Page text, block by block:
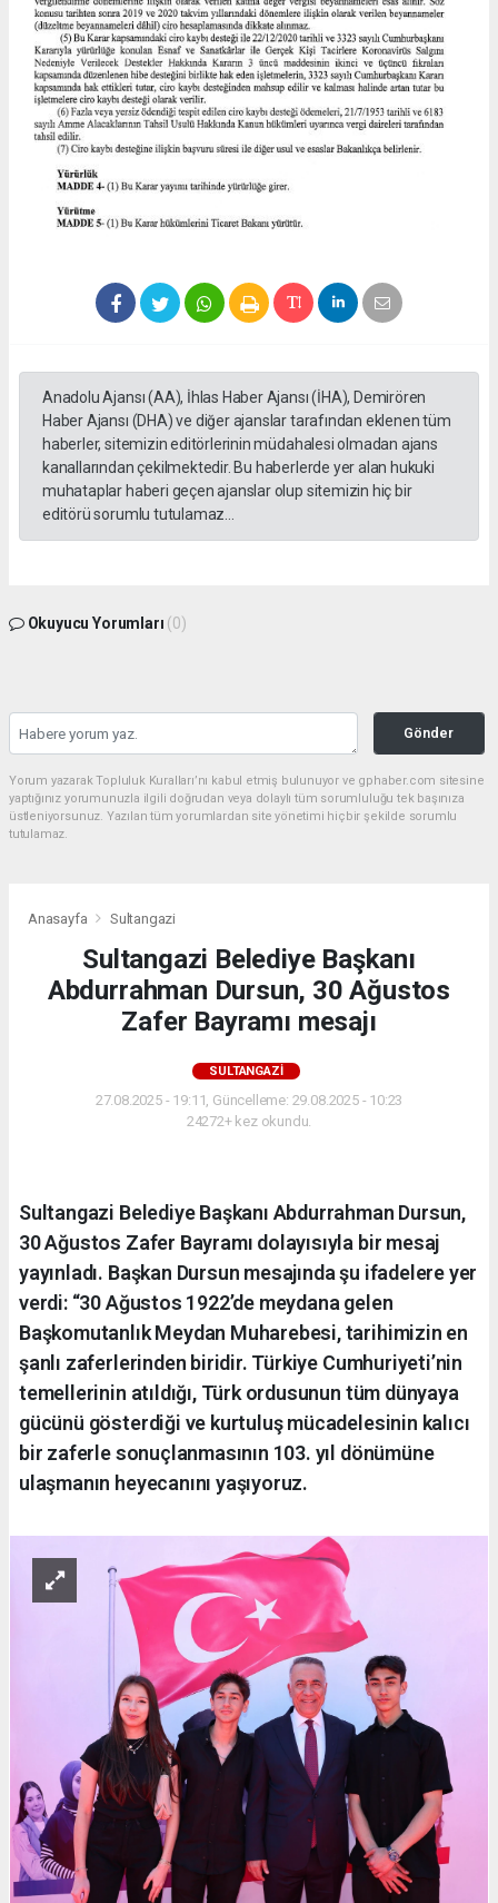
Anadolu Ajansı (AA), İhlas Haber Ajansı (İHA), Demirören
Haber Ajansı (DHA) ve diğer ajanslar tarafından eklenen tüm
haberler, sitemizin editörlerinin müdahalesi olmadan ajans
kanallarından çekilmektedir. Bu haberlerde yer alan hukuki
muhataplar haberi geçen ajanslar olup sitemizin hiç bir
editörü sorumlu tutulamaz...
Okuyucu Yorumları (0)
Gönder
Yorum yazarak Topluluk Kuralları’nı kabul etmiş bulunuyor ve gphaber.com sitesine
yaptığınız yorumunuzla ilgili doğrudan veya dolaylı tüm sorumluluğu tek başınıza
üstleniyorsunuz. Yazılan tüm yorumlardan site yönetimi hiçbir şekilde sorumlu
tutulamaz.
Anasayfa Sultangazi
Sultangazi Belediye Başkanı
Abdurrahman Dursun, 30 Ağustos
Zafer Bayramı mesajı
SULTANGAZI
27.08.2025 - 19:11, Güncelleme: 29.08.2025 - 10:23
24272+ kez okundu.
Sultangazi Belediye Başkanı Abdurrahman Dursun,
30 Ağustos Zafer Bayramı dolayısıyla bir mesaj
yayınladı. Başkan Dursun mesajında şu ifadelere yer
verdi: “30 Ağustos 1922’de meydana gelen
Başkomutanlık Meydan Muharebesi, tarihimizin en
şanlı zaferlerinden biridir. Türkiye Cumhuriyeti’nin
temellerinin atıldığı, Türk ordusunun tüm dünyaya
gücünü gösterdiği ve kurtuluş mücadelesinin kalıcı
bir zaferle sonuçlanmasının 103. yıl dönümüne
ulaşmanın heyecanını yaşıyoruz.